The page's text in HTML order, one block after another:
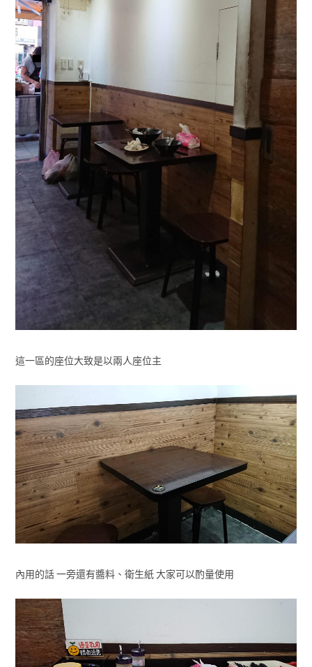
這一區的座位大致是以兩人座位主
內用的話 一旁還有醬料、衛生紙 大家可以酌量使用